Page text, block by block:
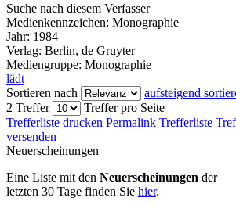
Suche nach diesem Verfasser
Medienkennzeichen: Monographie
Jahr: 1984
Verlag: Berlin, de Gruyter
Mediengruppe: Monographie
lädt
Sortieren nach
aufsteigend
2 Treffer
Treffer pro Seite
Trefferliste drucken Permalink Trefferliste
versenden
Neuerscheinungen
Eine Liste mit den Neuerscheinungen der
letzten 30 Tage finden Sie hier.